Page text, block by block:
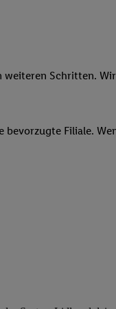
Schritten.
Filiale.
von Geräten anhand
Profilen für